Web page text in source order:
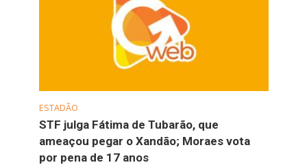
ESTADÃO
STF julga Fátima de Tubarão, que
ameaçou pegar o Xandão; Moraes vota
por pena de 17 anos